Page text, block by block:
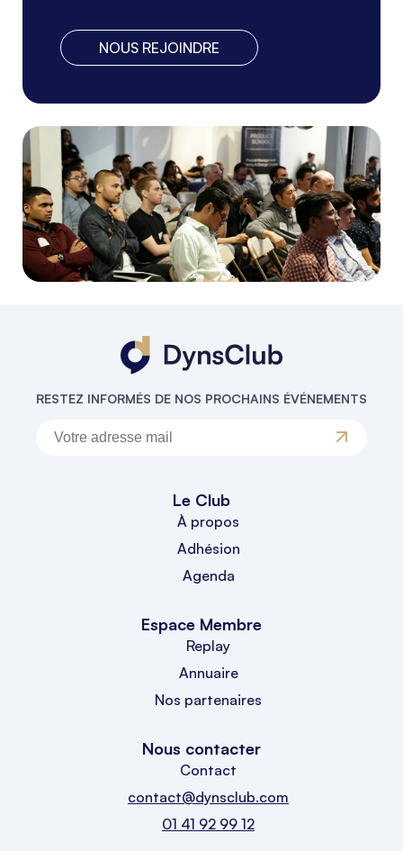
NOUS REJOINDRE
RESTEZ INFORMÉS DE NOS PROCHAINS ÉVÉNEMENTS
Le Club
À propos
Adhésion
Agenda
Espace Membre
Replay
Annuaire
Nos partenaires
Nous contacter
Contact
contact@dynsclub.com
01 41 92 99 12